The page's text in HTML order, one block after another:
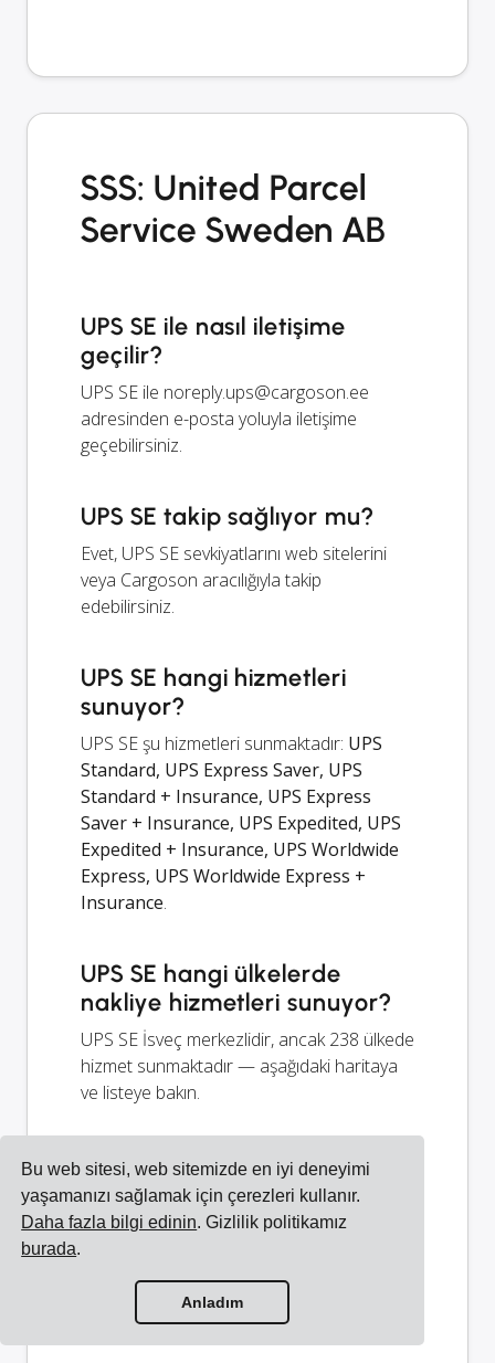
Bu web sitesi, web sitemizde en iyi deneyimi
yaşamanızı sağlamak için çerezleri kullanır.
Daha fazla bilgi edinin. Gizlilik politikamız
burada.
Anladım
SSS: United Parcel
Service Sweden AB
UPS SE ile nasıl iletişime
geçilir?
UPS SE ile noreply.ups@cargoson.ee
adresinden e-posta yoluyla iletişime
geçebilirsiniz.
UPS SE takip sağlıyor mu?
Evet, UPS SE sevkiyatlarını web sitelerini
veya Cargoson aracılığıyla takip
edebilirsiniz.
UPS SE hangi hizmetleri
sunuyor?
UPS SE şu hizmetleri sunmaktadır: UPS
Standard, UPS Express Saver, UPS
Standard + Insurance, UPS Express
Saver + Insurance, UPS Expedited, UPS
Expedited + Insurance, UPS Worldwide
Express, UPS Worldwide Express +
Insurance.
UPS SE hangi ülkelerde
nakliye hizmetleri sunuyor?
UPS SE İsveç merkezlidir, ancak 238 ülkede
hizmet sunmaktadır — aşağıdaki haritaya
ve listeye bakın.
United Parcel Service
Sweden AB'i sistemime nasıl
entegre edebilirim?
e-ticaret platformunuz veya diğer
yazılımınızla Cargoson kullanarak entegre